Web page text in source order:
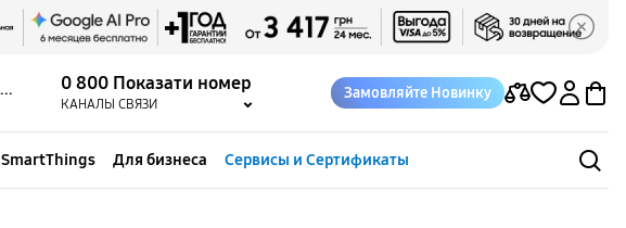
0 800 Показати номер
КАНАЛЫ СВЯЗИ
Замовляйте Новинку
SmartThings Для бизнеса Сервисы и Сертификаты